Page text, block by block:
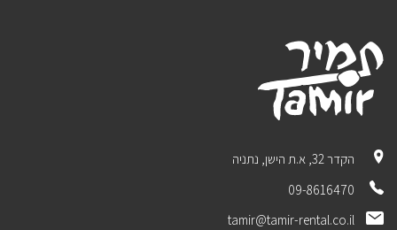
הקדר 32, א.ת הישן, נתניה
tamir@tamir-rental.co.il